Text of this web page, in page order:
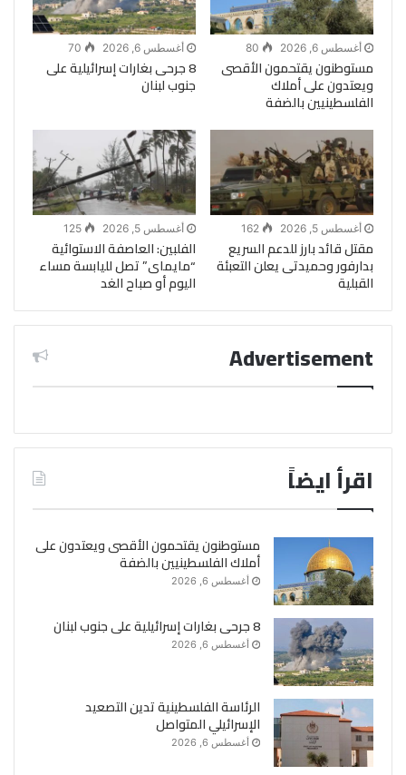
أغسطس 6, 2026 80
مستوطنون يقتحمون الأقصى
ويعتدون على أملاك
الفلسطينيين بالضفة
أغسطس 6, 2026 70
8 جرحى بغارات إسرائيلية على
جنوب لبنان
أغسطس 5, 2026 162
مقتل قائد بارز للدعم السريع
بدارفور وحميدتى يعلن التعبئة
القبلية
أغسطس 5, 2026 125
الفلبين: العاصفة الاستوائية
“مايماى” تصل لليابسة مساء
اليوم أو صباح الغد
Advertisement
اقرأ ايضاً
مستوطنون يقتحمون الأقصى ويعتدون على
أملاك الفلسطينيين بالضفة
أغسطس 6, 2026
8 جرحى بغارات إسرائيلية على جنوب لبنان
أغسطس 6, 2026
الرئاسة الفلسطينية تدين التصعيد
الإسرائيلي المتواصل
أغسطس 6, 2026